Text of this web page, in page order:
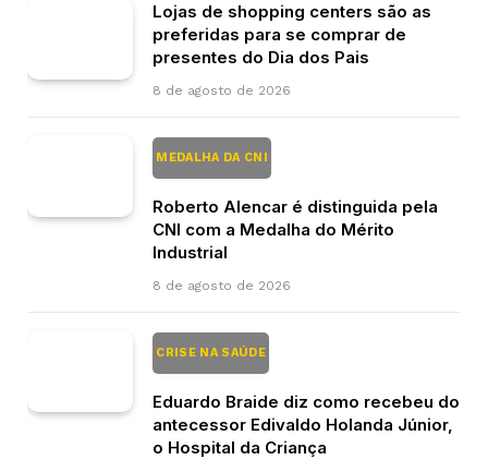
Lojas de shopping centers são as
preferidas para se comprar de
presentes do Dia dos Pais
8 de agosto de 2026
MEDALHA DA CNI
Roberto Alencar é distinguida pela
CNI com a Medalha do Mérito
Industrial
8 de agosto de 2026
CRISE NA SAÚDE
Eduardo Braide diz como recebeu do
antecessor Edivaldo Holanda Júnior,
o Hospital da Criança